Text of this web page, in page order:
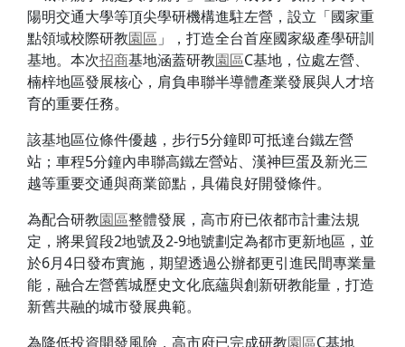
陽明交通大學等頂尖學研機構進駐左營，設立「國家重
點領域校際研教園區 」，打造全台首座國家級產學研訓
基地。本次招商基地涵蓋研教園區C基地，位處左營、
楠梓地區發展核心，肩負串聯半導體產業發展與人才培
育的重要任務。
該基地區位條件優越，步行5分鐘即可抵達台鐵左營
站；車程5分鐘內串聯高鐵左營站、漢神巨蛋及新光三
越等重要交通與商業節點，具備良好開發條件。
為配合研教園區整體發展，高市府已依都市計畫法規
定，將果貿段2地號及2-9地號劃定為都市更新地區，並
於6月4日發布實施，期望透過公辦都更引進民間專業量
能，融合左營舊城歷史文化底蘊與創新研教能量，打造
新舊共融的城市發展典範。
為降低投資開發風險，高市府已完成研教園區C基地